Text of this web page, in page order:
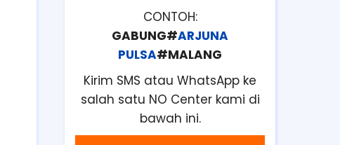
CONTOH:
GABUNG#ARJUNA
PULSA#MALANG
Kirim SMS atau WhatsApp ke
salah satu NO Center kami di
bawah ini.